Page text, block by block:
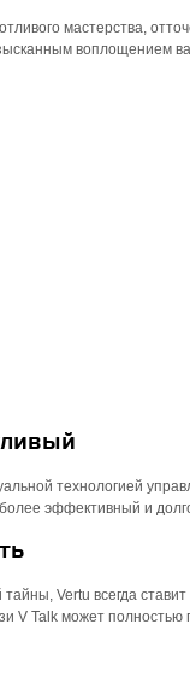
мастерства,
воплощением
технологией
эффективный и
Vertu всегда
V Talk может